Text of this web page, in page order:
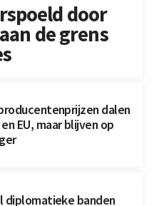
door
de grens
dalen
EU, maar blijven op
diplomatieke banden